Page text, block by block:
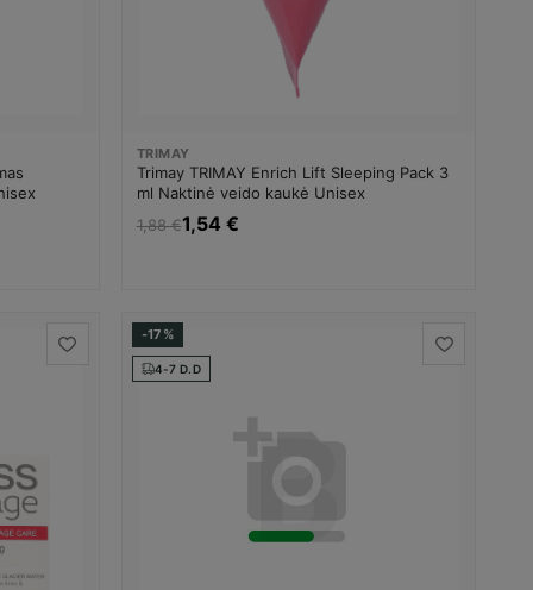
TRIMAY
Trimay TRIMAY Enrich Lift Sleeping Pack 3
ml Naktinė veido kaukė Unisex
1,88 €1,54 €
-17%
4-7 D.D